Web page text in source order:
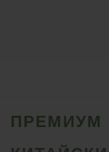
ПРЕМИУМ